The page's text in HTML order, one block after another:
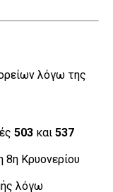
λόγω της
503 και 537
Κρυονερίου
λόγω